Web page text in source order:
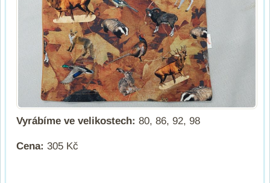
Vyrábíme ve velikostech: 80, 86, 92, 98
Cena: 305 Kč